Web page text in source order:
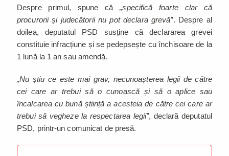
Despre primul, spune că„specifică foarte clar că
procurorii și judecătorii nu pot declara grevă”. Despre al
doilea, deputatul PSD susține că declararea grevei
constituie infracțiune și se pedepsește cu închisoare de la
1 lună la 1 an sau amendă.
„Nu știu ce este mai grav, necunoașterea legii de către
cei care ar trebui să o cunoască și să o aplice sau
încalcarea cu bună știință a acesteia de către cei care ar
trebui să vegheze la respectarea legii”, declară deputatul
PSD, printr-un comunicat de presă.